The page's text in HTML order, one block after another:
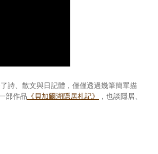
詩、散文與日記體，僅僅透過幾筆簡單描
部作品 《貝加爾湖隱居札記》
，也談隱居、